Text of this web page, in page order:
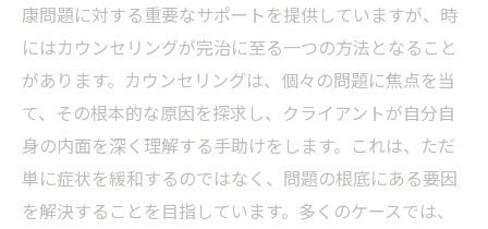
康問題に対する重要なサポートを提供していますが、時
にはカウンセリングが完治に至る一つの方法となること
があります。カウンセリングは、個々の問題に焦点を当
て、その根本的な原因を探求し、クライアントが自分自
身の内面を深く理解する手助けをします。これは、ただ
単に症状を緩和するのではなく、問題の根底にある要因
を解決することを目指しています。多くのケースでは、